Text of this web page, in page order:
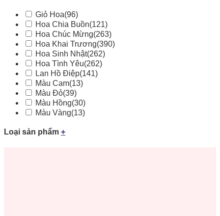
Giỏ Hoa(96)
Hoa Chia Buồn(121)
Hoa Chúc Mừng(263)
Hoa Khai Trương(390)
Hoa Sinh Nhật(262)
Hoa Tình Yêu(262)
Lan Hồ Điệp(141)
Màu Cam(13)
Màu Đỏ(39)
Màu Hồng(30)
Màu Vàng(13)
Loại sản phẩm +